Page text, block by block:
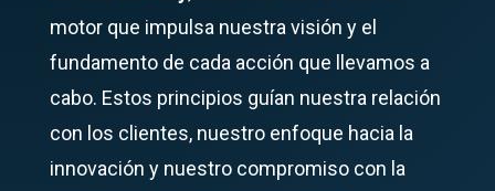
motor que impulsa nuestra visión y el
fundamento de cada acción que llevamos a
cabo. Estos principios guían nuestra relación
con los clientes, nuestro enfoque hacia la
innovación y nuestro compromiso con la